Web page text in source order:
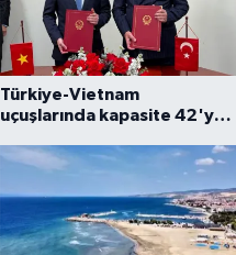
Türkiye-Vietnam
uçuşlarında kapasite 42'ye